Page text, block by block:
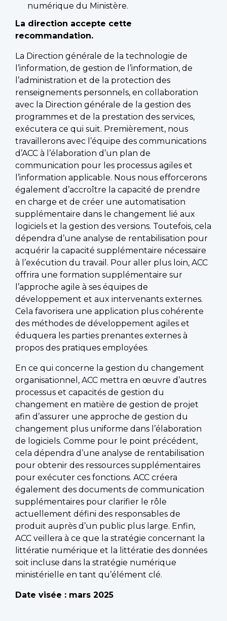
numérique du Ministère.
La direction accepte cette
recommandation.
La Direction générale de la technologie de
l’information, de gestion de l’information, de
l’administration et de la protection des
renseignements personnels, en collaboration
avec la Direction générale de la gestion des
programmes et de la prestation des services,
exécutera ce qui suit. Premièrement, nous
travaillerons avec l’équipe des communications
d’ACC à l’élaboration d’un plan de
communication pour les processus agiles et
l’information applicable. Nous nous efforcerons
également d’accroître la capacité de prendre
en charge et de créer une automatisation
supplémentaire dans le changement lié aux
logiciels et la gestion des versions. Toutefois, cela
dépendra d’une analyse de rentabilisation pour
acquérir la capacité supplémentaire nécessaire
à l’exécution du travail. Pour aller plus loin, ACC
offrira une formation supplémentaire sur
l’approche agile à ses équipes de
développement et aux intervenants externes.
Cela favorisera une application plus cohérente
des méthodes de développement agiles et
éduquera les parties prenantes externes à
propos des pratiques employées.
En ce qui concerne la gestion du changement
organisationnel, ACC mettra en œuvre d’autres
processus et capacités de gestion du
changement en matière de gestion de projet
afin d’assurer une approche de gestion du
changement plus uniforme dans l’élaboration
de logiciels. Comme pour le point précédent,
cela dépendra d’une analyse de rentabilisation
pour obtenir des ressources supplémentaires
pour exécuter ces fonctions. ACC créera
également des documents de communication
supplémentaires pour clarifier le rôle
actuellement défini des responsables de
produit auprès d’un public plus large. Enfin,
ACC veillera à ce que la stratégie concernant la
littératie numérique et la littératie des données
soit incluse dans la stratégie numérique
ministérielle en tant qu’élément clé.
Date visée : mars 2025